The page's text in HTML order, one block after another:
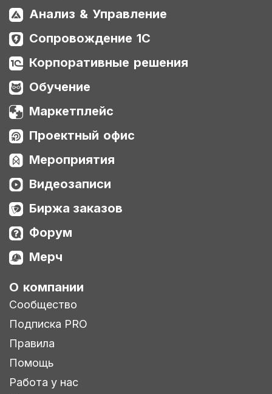
Анализ & Управление
Сопровождение 1С
Корпоративные решения
Обучение
Маркетплейс
Проектный офис
Мероприятия
Видеозаписи
Биржа заказов
Форум
Мерч
О компании
Сообщество
Подписка PRO
Правила
Помощь
Работа у нас